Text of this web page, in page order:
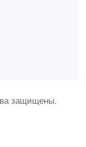
защищены.